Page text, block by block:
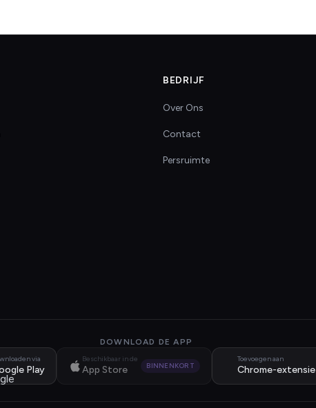
BEDRIJF
Over Ons
Contact
Persruimte
DOWNLOAD DE APP
via
Play
Beschikbaar in de
App Store BINNENKORT
Toevoegen aan
Chrome-extensie